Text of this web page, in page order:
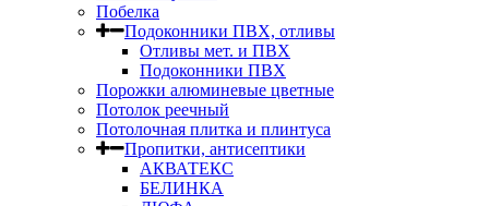
Побелка
Подоконники ПВХ, отливы
Отливы мет. и ПВХ
Подоконники ПВХ
Порожки алюминевые цветные
Потолок реечный
Потолочная плитка и плинтуса
Пропитки, антисептики
АКВАТЕКС
БЕЛИНКА